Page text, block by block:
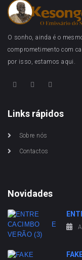
O sonho, ainda é o
comprometimento com
por isso, estamos aqui.
Links rápidos
Sobre nós
Contactos
Novidades